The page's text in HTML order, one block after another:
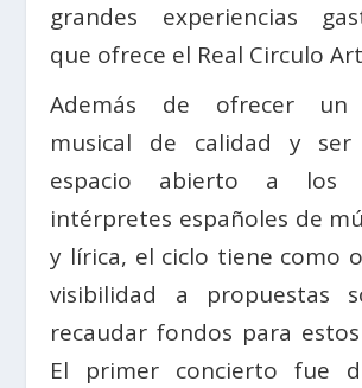
grandes experiencias
que ofrece el Real Circulo
Además de ofrecer un
musical de calidad y
espacio abierto a los
intérpretes españoles de
y lírica, el ciclo tiene como
visibilidad a propuestas
recaudar fondos para
El primer concierto fue